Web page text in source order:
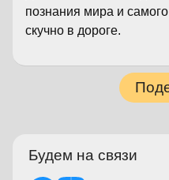
познания мира и
скучно в дороге.
Будем на связи